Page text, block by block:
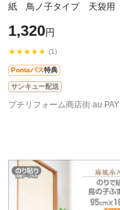
紙 鳥ノ子タイプ 天袋用
1,320円
★★★★★ (1)
Pontaパス特典
サンキュー配送